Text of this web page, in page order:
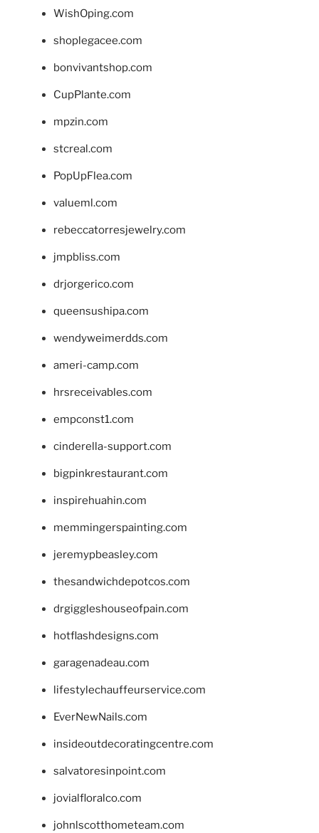
WishOping.com
shoplegacee.com
bonvivantshop.com
CupPlante.com
mpzin.com
stcreal.com
PopUpFlea.com
valueml.com
rebeccatorresjewelry.com
jmpbliss.com
drjorgerico.com
queensushipa.com
wendyweimerdds.com
ameri-camp.com
hrsreceivables.com
empconst1.com
cinderella-support.com
bigpinkrestaurant.com
inspirehuahin.com
memmingerspainting.com
jeremypbeasley.com
thesandwichdepotcos.com
drgiggleshouseofpain.com
hotflashdesigns.com
garagenadeau.com
lifestylechauffeurservice.com
EverNewNails.com
insideoutdecoratingcentre.com
salvatoresinpoint.com
jovialfloralco.com
johnlscotthometeam.com